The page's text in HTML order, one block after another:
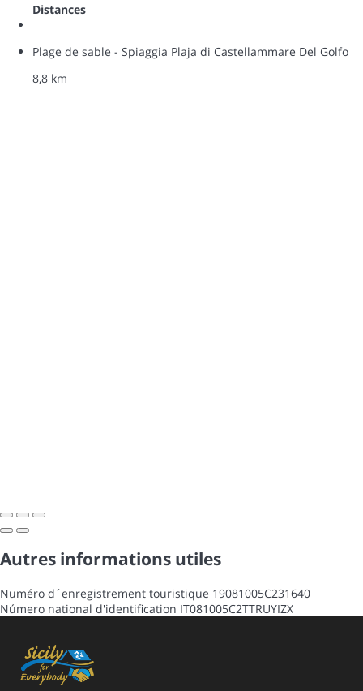
Distances
Plage de sable - Spiaggia Plaja di Castellammare Del Golfo
8,8 km
Autres informations utiles
Numéro d´enregistrement touristique 19081005C231640
Número national d'identification IT081005C2TTRUYIZX